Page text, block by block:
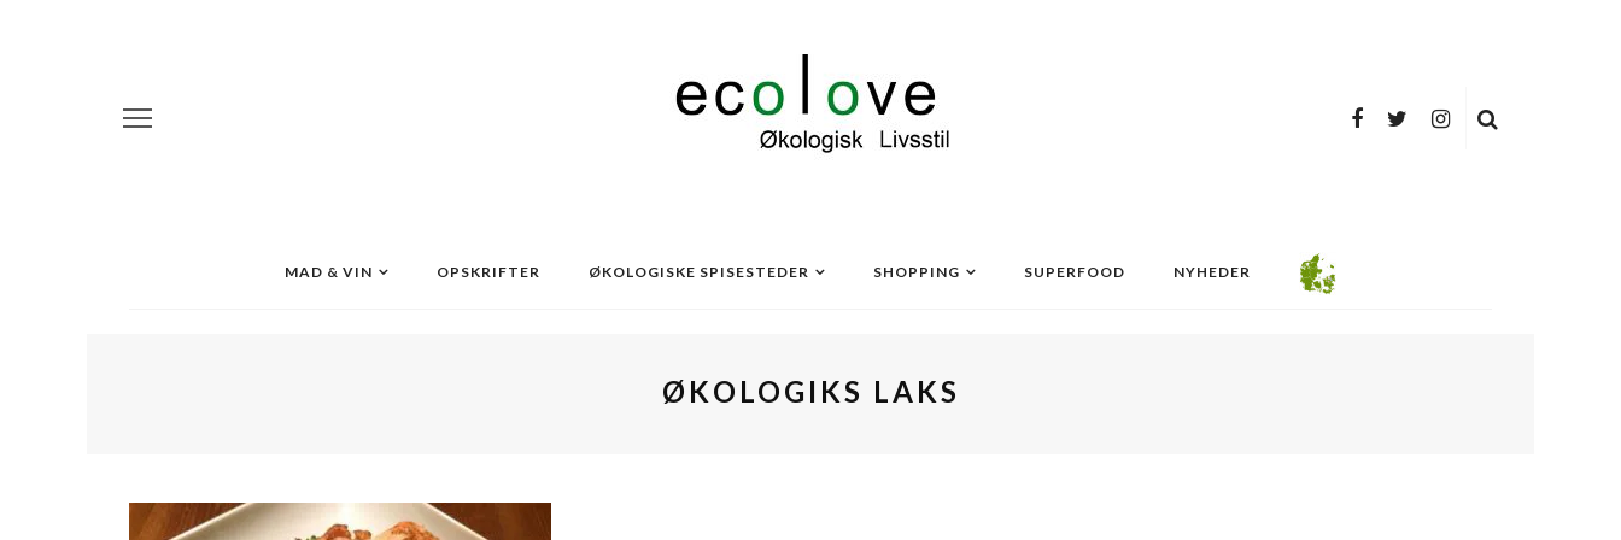
MAD & VIN OPSKRIFTER ØKOLOGISKE SPISESTEDER SHOPPING SUPERFOOD NYHEDER
ØKOLOGIKS LAKS